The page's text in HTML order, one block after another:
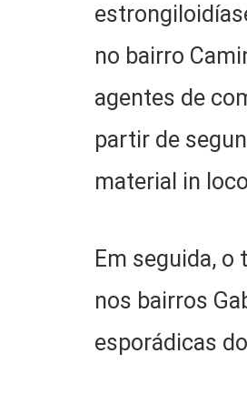
no bairro
agentes de
partir de
material in
Em seguida, o
nos bairros
esporádicas